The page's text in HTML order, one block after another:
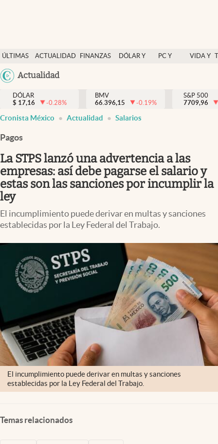
ÚLTIMAS
NOTICIAS
ACTUALIDAD
FINANZAS
DÓLAR Y
PC Y
VIDA Y
México
Actualidad
Actualidad
Finanzas y economía
Dólar y mercados
Pc y celular
Vida y estilo
Clima
Espiritualidad
Mediakit
abre en nueva pestaña
México
DÓLAR
$ 17,16 -0.28%
BMV
66.396,15
-0.19%
S&P 500
7709,96
Cronista México Actualidad Salarios
Pagos
La STPS lanzó una advertencia a las
empresas: así debe pagarse el salario y
estas son las sanciones por incumplir la
ley
El incumplimiento puede derivar en multas y sanciones
establecidas por la Ley Federal del Trabajo.
El incumplimiento puede derivar en multas y sanciones
establecidas por la Ley Federal del Trabajo.
Temas relacionados